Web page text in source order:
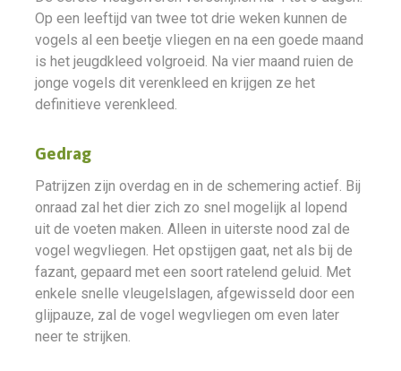
Op een leeftijd van twee tot drie weken kunnen de
vogels al een beetje vliegen en na een goede maand
is het jeugdkleed volgroeid. Na vier maand ruien de
jonge vogels dit verenkleed en krijgen ze het
definitieve verenkleed.
Gedrag
Patrijzen zijn overdag en in de schemering actief. Bij
onraad zal het dier zich zo snel mogelijk al lopend
uit de voeten maken. Alleen in uiterste nood zal de
vogel wegvliegen. Het opstijgen gaat, net als bij de
fazant, gepaard met een soort ratelend geluid. Met
enkele snelle vleugelslagen, afgewisseld door een
glijpauze, zal de vogel wegvliegen om even later
neer te strijken.